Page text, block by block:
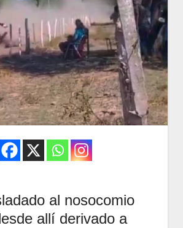
al nosocomio
allí derivado a